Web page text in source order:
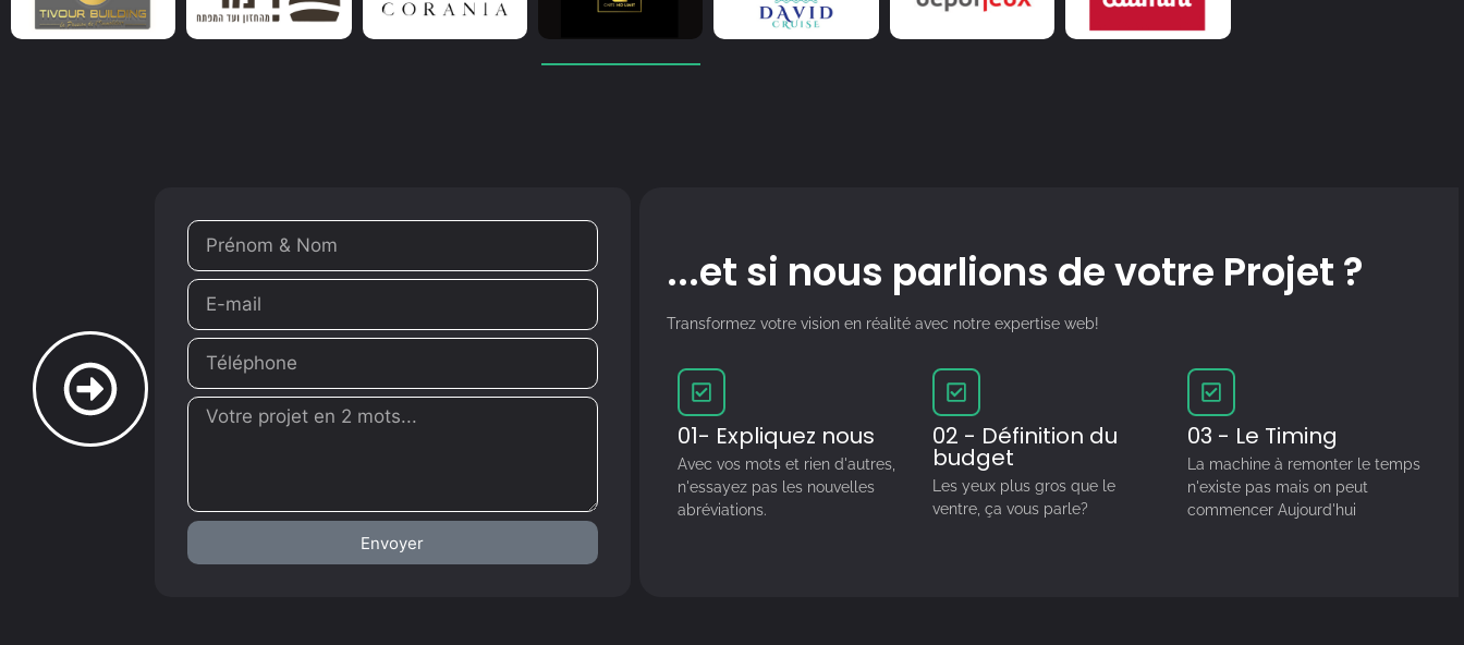
Envoyer
...et si nous parlions de votre Projet ?
Transformez votre vision en réalité avec notre expertise web!
01- Expliquez nous
Avec vos mots et rien d'autres,
n'essayez pas les nouvelles
abréviations.
02 - Définition du
budget
Les yeux plus gros que le
ventre, ça vous parle?
03 - Le Timing
La machine à remonter le temps
n'existe pas mais on peut
commencer Aujourd'hui